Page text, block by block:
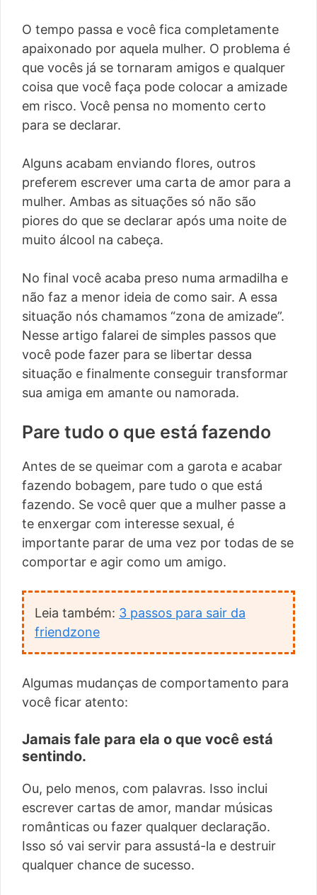
O tempo passa e você fica completamente
apaixonado por aquela mulher. O problema é
que vocês já se tornaram amigos e qualquer
coisa que você faça pode colocar a amizade
em risco. Você pensa no momento certo
para se declarar.
Alguns acabam enviando flores, outros
preferem escrever uma carta de amor para a
mulher. Ambas as situações só não são
piores do que se declarar após uma noite de
muito álcool na cabeça.
No final você acaba preso numa armadilha e
não faz a menor ideia de como sair. A essa
situação nós chamamos “zona de amizade”.
Nesse artigo falarei de simples passos que
você pode fazer para se libertar dessa
situação e finalmente conseguir transformar
sua amiga em amante ou namorada.
Pare tudo o que está fazendo
Antes de se queimar com a garota e acabar
fazendo bobagem, pare tudo o que está
fazendo. Se você quer que a mulher passe a
te enxergar com interesse sexual, é
importante parar de uma vez por todas de se
comportar e agir como um amigo.
Leia também: 3 passos para sair da
friendzone
Algumas mudanças de comportamento para
você ficar atento:
Jamais fale para ela o que você está
sentindo.
Ou, pelo menos, com palavras. Isso inclui
escrever cartas de amor, mandar músicas
românticas ou fazer qualquer declaração.
Isso só vai servir para assustá-la e destruir
qualquer chance de sucesso.